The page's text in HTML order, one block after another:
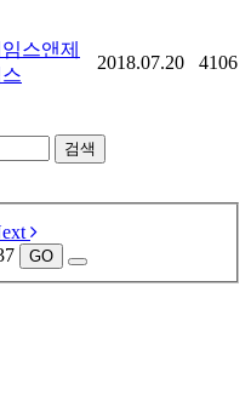
스앤제
2018.07.20 4106
검색
GO